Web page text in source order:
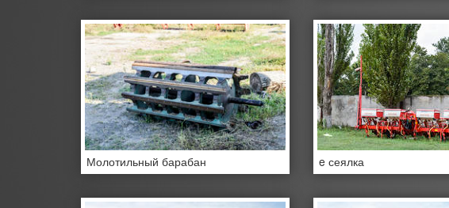
Молотильный барабан e сеялка